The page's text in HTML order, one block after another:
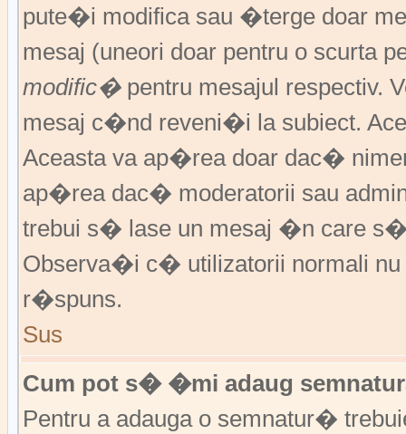
pute�i modifica sau �terge doar
mesaj (uneori doar pentru o
modific�pentru mesajul respectiv.
mesaj c�nd reveni�i la subiect.
Aceasta va ap�rea doar dac�
ap�rea dac� moderatorii sau
trebui s� lase un mesaj �n care
Observa�i c� utilizatorii normali
r�spuns.
Sus
Cum pot s� �mi adaug
Pentru a adauga o semnatur�